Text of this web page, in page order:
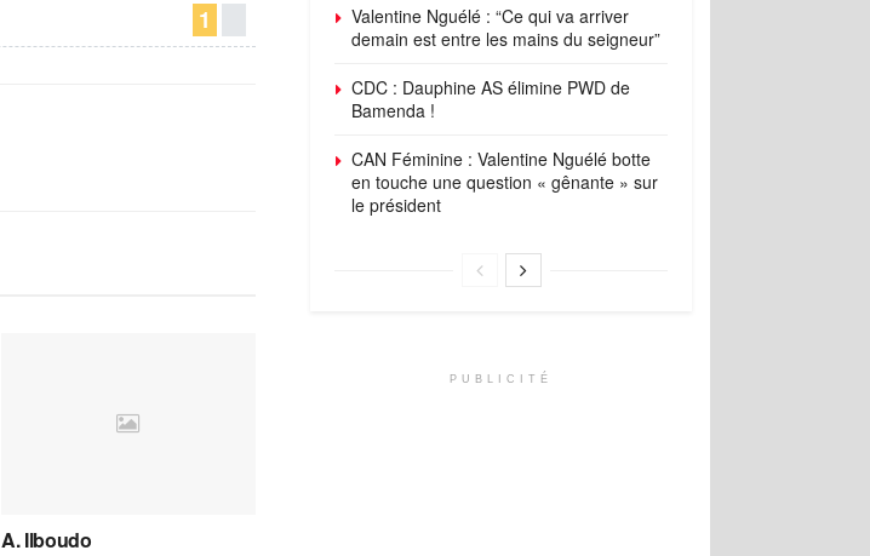
1
A. Ilboudo
Valentine Nguélé : “Ce qui va arriver
demain est entre les mains du seigneur”
CDC : Dauphine AS élimine PWD de
Bamenda !
CAN Féminine : Valentine Nguélé botte
en touche une question « gênante » sur
le président
PUBLICITÉ